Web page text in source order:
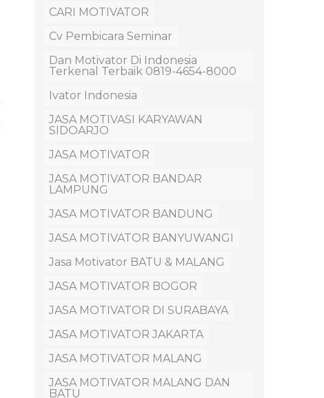
CARI MOTIVATOR
Cv Pembicara Seminar
Dan Motivator Di Indonesia
Terkenal Terbaik 0819-4654-8000
Ivator Indonesia
JASA MOTIVASI KARYAWAN
SIDOARJO
JASA MOTIVATOR
JASA MOTIVATOR BANDAR
LAMPUNG
JASA MOTIVATOR BANDUNG
JASA MOTIVATOR BANYUWANGI
Jasa Motivator BATU & MALANG
JASA MOTIVATOR BOGOR
JASA MOTIVATOR DI SURABAYA
JASA MOTIVATOR JAKARTA
JASA MOTIVATOR MALANG
JASA MOTIVATOR MALANG DAN
BATU